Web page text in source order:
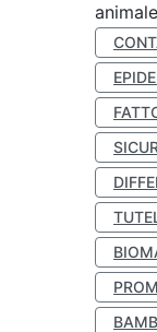
animale